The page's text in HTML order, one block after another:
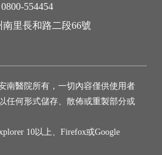
0800-554454
里長和路二段66號
南醫院所有，一切內容僅供使用者
任何形式儲存、散佈或重製部分或
10以上、Firefox或Google